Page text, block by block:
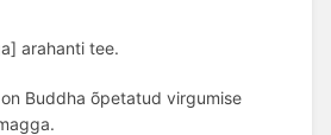
arahanti tee.
Buddha õpetatud virgumise